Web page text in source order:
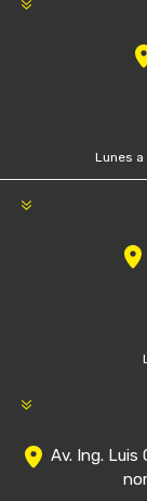
Lunes a
Av. Ing. Luis